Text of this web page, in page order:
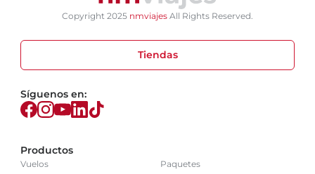
Copyright 2025 nmviajes All Rights Reserved.
Tiendas
Síguenos en:
Productos
Vuelos
Paquetes